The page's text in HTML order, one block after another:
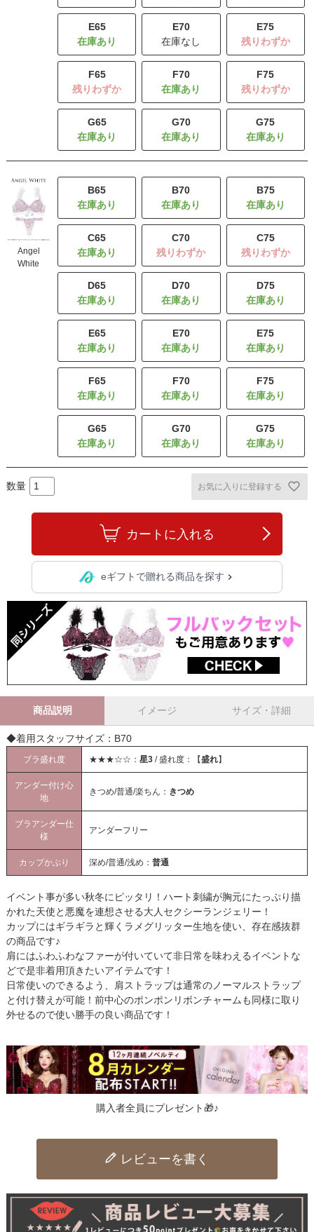
E65
E70
在庫なし
E75
残りわずか
F65
残りわずか
F70
F75
残りわずか
G65 G70 G75
Angel
White
B65 B70 B75
C65
C70
残りわずか
C75
残りわずか
D65 D70 D75
E65 E70 E75
F65 F70 F75
G65 G70 G75
お気に入りに登録する
カートに入れる
eギフトで贈れる商品を探す
商品説明 イメージ サイズ・詳細
◆着用スタッフサイズ：B70
ブラ盛れ度 ★★★☆☆： 星3/ 盛れ度：【盛れ】
アンダー付け心
地
きつめ/普通/楽ちん： きつめ
ブラアンダー仕
様
アンダーフリー
カップかぶり 深め/普通/浅め： 普通
イベント事が多い秋冬にピッタリ！ハート刺繍が胸元にたっぷり描
かれた天使と悪魔を連想させる大人セクシーランジェリー！
カップにはギラギラと輝くラメグリッター生地を使い、存在感抜群
の商品です♪
肩にはふわふわなファーが付いていて非日常を味わえるイベントな
どで是非着用頂きたいアイテムです！
日常使いのできるよう、肩ストラップは通常のノーマルストラップ
と付け替えが可能！前中心のポンポンリボンチャームも同様に取り
外せるので使い勝手の良い商品です！
購入者全員にプレゼント🎁♪
レビューを書く